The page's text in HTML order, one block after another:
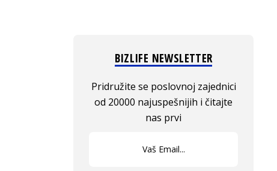
BIZLIFE NEWSLETTER
Pridružite se poslovnoj zajednici
od 20000 najuspešnijih i čitajte
nas prvi